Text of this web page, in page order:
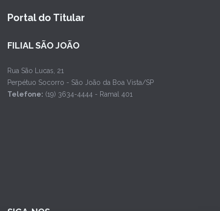
Portal do Titular
FILIAL SÃO JOÃO
Rua São Lucas, 21
Perpétuo Socorro - São João da Boa Vista/SP
Telefone: (19) 3634-4444 - Ramal 401